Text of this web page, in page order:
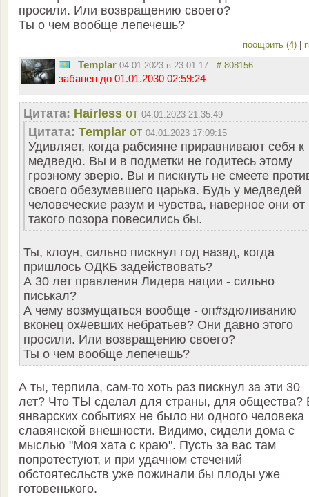
просили. Или возвращению своего?
Ты о чем вообще лепечешь?
поощрить (4)
Templar 04.01.2023 в 23:01:17 # 808156
забанен до 01.01.2030 02:59:24
Цитата: Hairless от 04.01.2023 21:35:49
Цитата: Templar от 04.01.2023 17:09:15
Удивляет, когда рабсияне приравнивают себя к
медведю. Вы и в подметки не годитесь этому
грозному зверю. Вы и пискнуть не смеете
своего обезумевшего царька. Будь у медведей
человеческие разум и чувства, наверное они от
такого позора повесились бы.
Ты, клоун, сильно пискнул год назад, когда
пришлось ОДКБ задействовать?
А 30 лет правления Лидера нации - сильно
писькал?
А чему возмущаться вообще - оп#здюливанию
вконец ох#евших небратьев? Они давно этого
просили. Или возвращению своего?
Ты о чем вообще лепечешь?
А ты, терпила, сам-то хоть раз пискнул за эти 30
лет? Что ТЫ сделал для страны, для общества?
январских событиях не было ни одного человека
славянской внешности. Видимо, сидели дома с
мыслью "Моя хата с краю". Пусть за вас там
попротестуют, и при удачном стечений
обстоятесльств уже пожинали бы плоды уже
готовенького.